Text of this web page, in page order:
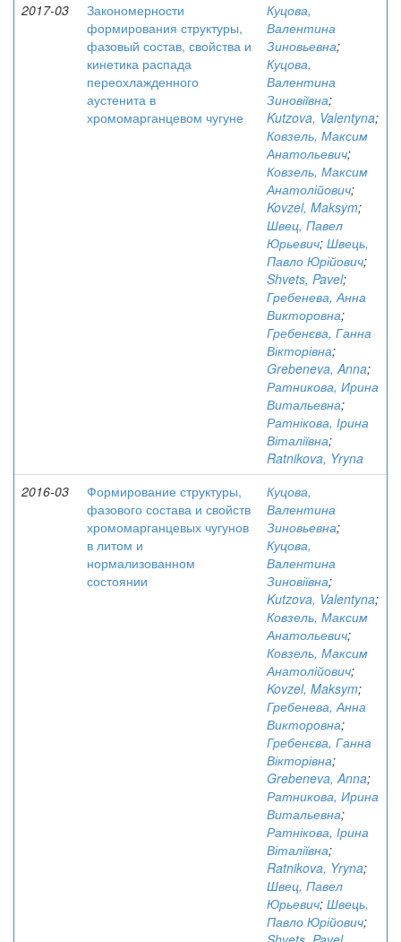
2017-03
Закономерности
формирования структуры,
фазовый состав, свойства и
кинетика распада
переохлажденного
аустенита в
хромомарганцевом чугуне
Куцова,
Валентина
Зиновьевна;
Куцова,
Валентина
Зиновіївна;
Kutzova, Valentyna;
Ковзель, Максим
Анатольевич;
Ковзель, Максим
Анатолійович;
Kovzel, Maksym;
Швец, Павел
Юрьевич; Швець,
Павло Юрійович;
Shvets, Pavel;
Гребенева, Анна
Викторовна;
Гребенєва, Ганна
Вікторівна;
Grebeneva, Anna;
Ратникова, Ирина
Витальевна;
Ратнікова, Ірина
Віталіївна;
Ratnikova, Yryna
2016-03
Формирование структуры,
фазового состава и свойств
хромомарганцевых чугунов
в литом и
нормализованном
состоянии
Куцова,
Валентина
Зиновьевна;
Куцова,
Валентина
Зиновіївна;
Kutzova, Valentyna;
Ковзель, Максим
Анатольевич;
Ковзель, Максим
Анатолійович;
Kovzel, Maksym;
Гребенева, Анна
Викторовна;
Гребенєва, Ганна
Вікторівна;
Grebeneva, Anna;
Ратникова, Ирина
Витальевна;
Ратнікова, Ірина
Віталіївна;
Ratnikova, Yryna;
Швец, Павел
Юрьевич; Швець,
Павло Юрійович;